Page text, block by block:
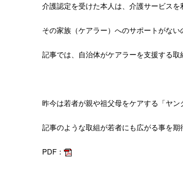
介護認定を受けた本人は、介護サービス
その家族（ケアラー）へのサポートがない
記事では、自治体がケアラーを支援する取
昨今は若者が親や祖父母をケアする「ヤン
記事のような取組が若者にも広がる事を期
PDF：